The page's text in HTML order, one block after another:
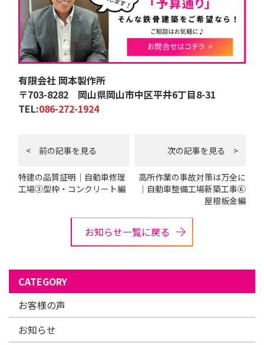
有限会社 岡本製作所
〒703-8282 岡山県岡山市中区平井6丁目8-31
TEL:086-272-1924
< 前の記事を見る
特建の品質証明｜自動車修理
工場③型枠・コンクリート編
次の記事を見る >
高所作業の事故対策は万全に
｜自動車整備工場新築工事⑥
屋根板金編
お知らせ一覧に戻る
CATEGORY
お客様の声
お知らせ